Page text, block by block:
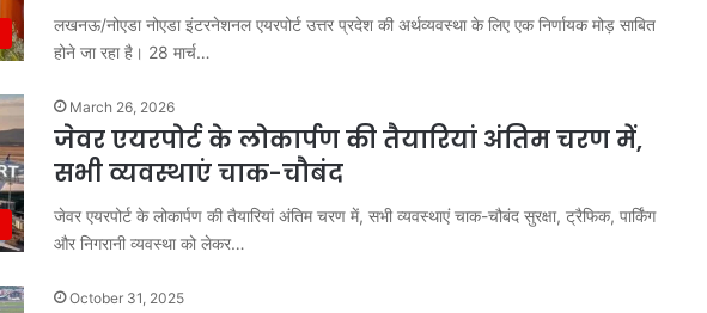
लखनऊ/नोएडा नोएडा इंटरनेशनल एयरपोर्ट उत्तर प्रदेश की अर्थव्यवस्था के लिए एक निर्णायक मोड़ साबित
होने जा रहा है। 28 मार्च…
March 26, 2026
जेवर एयरपोर्ट के लोकार्पण की तैयारियां अंतिम चरण में,
सभी व्यवस्थाएं चाक-चौबंद
जेवर एयरपोर्ट के लोकार्पण की तैयारियां अंतिम चरण में, सभी व्यवस्थाएं चाक-चौबंद सुरक्षा, ट्रैफिक, पार्किंग
और निगरानी व्यवस्था को लेकर…
October 31, 2025